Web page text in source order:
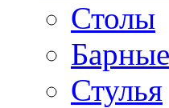
Столы
Стулья